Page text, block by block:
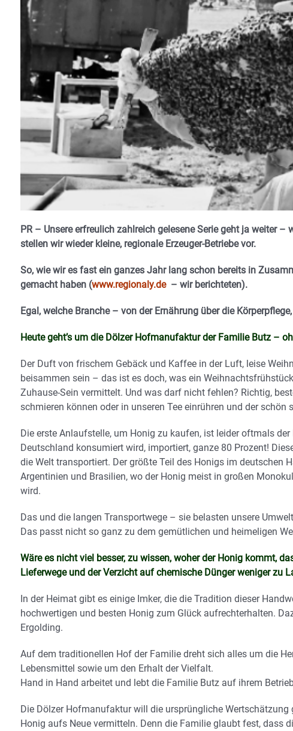
PR – Unsere erfreulich zahlreich gelesene Serie geht ja weiter
stellen wir wieder kleine, regionale Erzeuger-Betriebe vor.
So, wie wir es fast ein ganzes Jahr lang schon bereits in
gemacht haben (www.regionaly.de – wir berichteten).
Egal, welche Branche – von der Ernährung über die
Heute geht’s um die Dölzer Hofmanufaktur der Familie Butz –
Der Duft von frischem Gebäck und Kaffee in der Luft, leise
beisammen sein – das ist es doch, was ein
Zuhause-Sein vermittelt. Und was darf nicht fehlen? Richtig,
schmieren können oder in unseren Tee einrühren und der
Die erste Anlaufstelle, um Honig zu kaufen, ist leider oftmals
Deutschland konsumiert wird, importiert, ganze 80 Prozent!
die Welt transportiert. Der größte Teil des Honigs im deutschen
Argentinien und Brasilien, wo der Honig meist in großen
wird.
Das und die langen Transportwege – sie belasten unsere
Das passt nicht so ganz zu dem gemütlichen und heimeligen
Wäre es nicht viel besser, zu wissen, woher der Honig kommt,
Lieferwege und der Verzicht auf chemische Dünger weniger zu
In der Heimat gibt es einige Imker, die die Tradition dieser
hochwertigen und besten Honig zum Glück aufrechterhalten.
Ergolding.
Auf dem traditionellen Hof der Familie dreht sich alles um die
Lebensmittel sowie um den Erhalt der Vielfalt.
Hand in Hand arbeitet und lebt die Familie Butz auf ihrem
Die Dölzer Hofmanufaktur will die ursprüngliche
Honig aufs Neue vermitteln. Denn die Familie glaubt fest, dass